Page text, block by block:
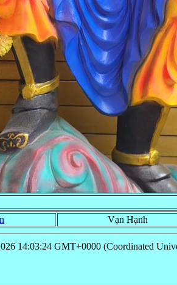
Vạn Hạnh
14:03:24 GMT+0000 (Coordinated